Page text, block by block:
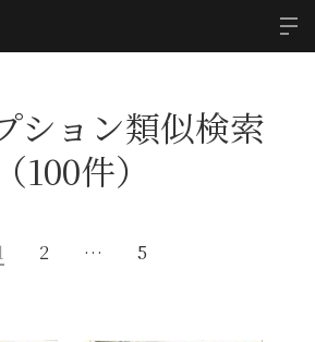
ション類似検索
（100件）
2 … 5